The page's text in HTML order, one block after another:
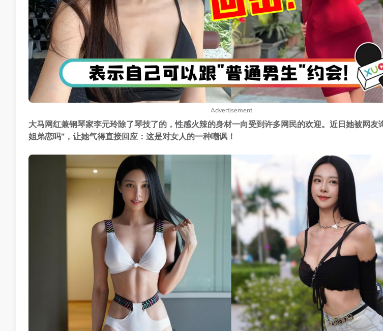
Advertisement
大马网红兼钢琴家李元玲除了琴技了的，性感火辣的身材一向受到许多网民的欢迎。近日她被网友
姐弟恋吗”，让她气得直接回应：这是对女人的一种嘲讽！